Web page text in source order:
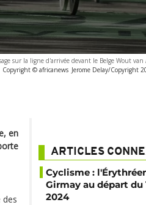
sur la ligne d'arrivée devant le Belge Wout
Copyright © africanews Jerome Delay/Copyright
en
des
ARTICLES
Cyclisme :
Girmay au départ du
2024